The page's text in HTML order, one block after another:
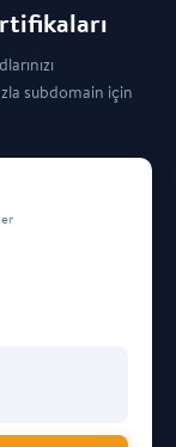
subdomain için